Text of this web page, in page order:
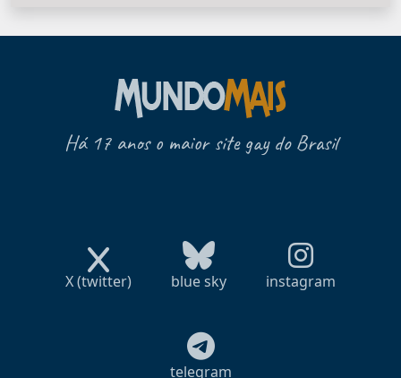
Há 17 anos o maior site gay do Brasil
X (twitter) blue sky instagram
telegram